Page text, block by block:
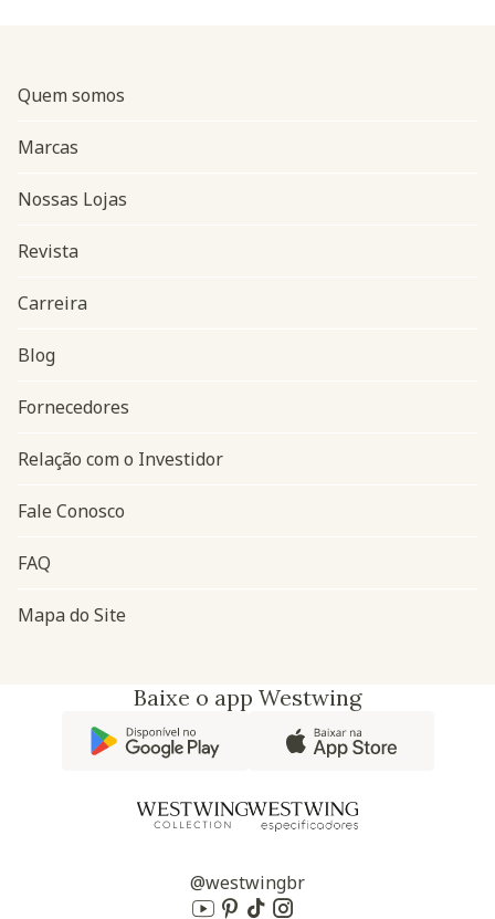
Navegação do rodapé
Quem somos
Marcas
Nossas Lojas
Revista
Carreira
Blog
Fornecedores
Relação com o Investidor
Fale Conosco
FAQ
Mapa do Site
Baixe o app Westwing
@westwingbr